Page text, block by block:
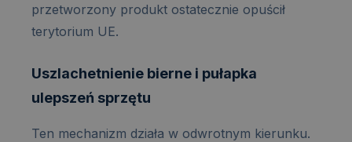
przetworzony produkt ostatecznie opuścił
terytorium UE.
Uszlachetnienie bierne i pułapka
ulepszeń sprzętu
Ten mechanizm działa w odwrotnym kierunku.